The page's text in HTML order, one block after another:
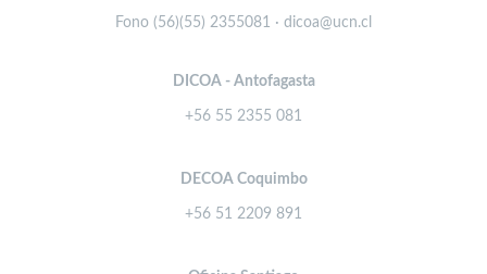
Fono (56)(55) 2355081 · dicoa@ucn.cl
DICOA - Antofagasta
+56 55 2355 081
DECOA Coquimbo
+56 51 2209 891